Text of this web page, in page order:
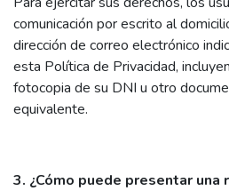
comunicación por escrito al
dirección de correo electrónico
esta Política de Privacidad,
fotocopia de su DNI u otro
equivalente.
3. ¿Cómo puede presentar una